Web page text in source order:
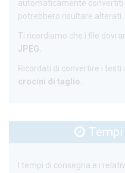
automaticamente convertiti
potrebbero risultare alterati.
Ti ricordiamo che i file
JPEG.
Ricordati di convertire i testi
crocini di taglio.
Tempi
I tempi di consegna e i